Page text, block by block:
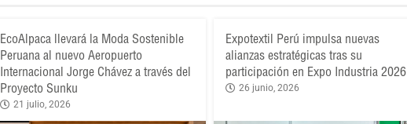
EcoAlpaca llevará la Moda Sostenible
Peruana al nuevo Aeropuerto
Internacional Jorge Chávez a través del
Proyecto Sunku
21 julio, 2026
Expotextil Perú impulsa nuevas
alianzas estratégicas tras su
participación en Expo Industria 2026
26 junio, 2026